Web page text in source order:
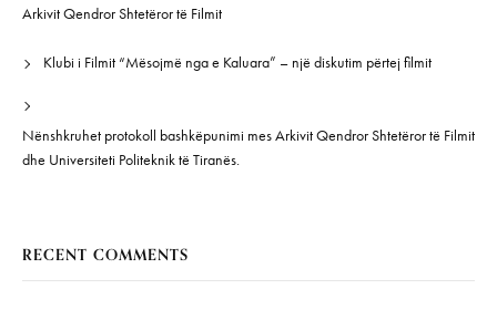
Arkivit Qendror Shtetëror të Filmit
Klubi i Filmit “Mësojmë nga e Kaluara” – një diskutim përtej filmit
Nënshkruhet protokoll bashkëpunimi mes Arkivit Qendror Shtetëror të Filmit
dhe Universiteti Politeknik të Tiranës.
RECENT COMMENTS